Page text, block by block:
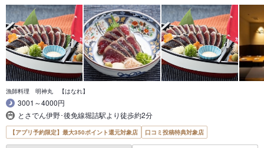
漁師料理 明神丸 【はなれ】
3001～4000円
とさでん伊野･後免線堀詰駅より徒歩約2分
【アプリ予約限定】最大350ポイント還元対象店 口コミ投稿特典対象店